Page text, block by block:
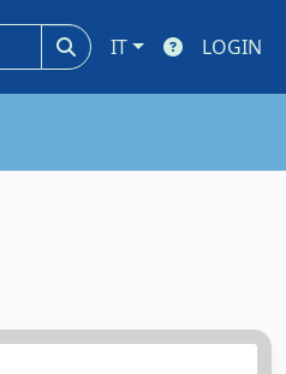
IT LOGIN